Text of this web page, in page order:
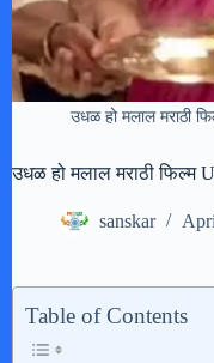
उधळ हो मलाल मराठी
उधळ हो मलाल मराठी फिल्म
sanskar
Table of Contents